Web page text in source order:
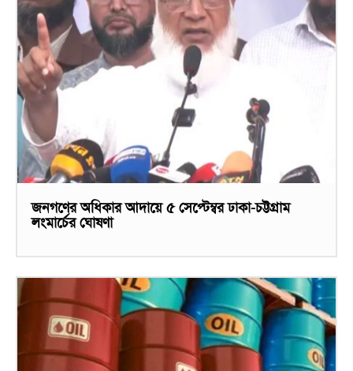
জনগণের অধিকার আদায়ে ৫ সেপ্টেম্বর ঢাকা-চট্টগ্রাম
লংমার্চের ঘোষণা